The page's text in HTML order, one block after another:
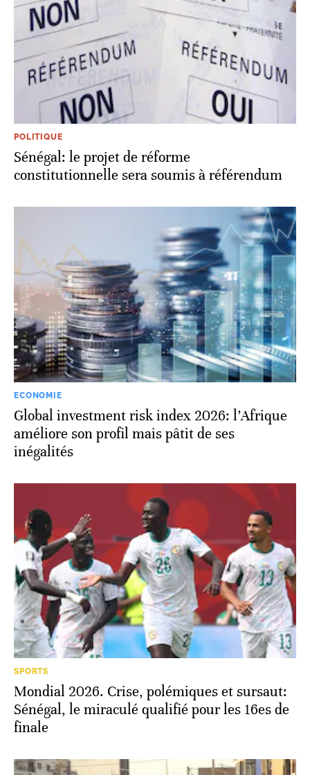
POLITIQUE
Sénégal: le projet de réforme
constitutionnelle sera soumis à référendum
ECONOMIE
Global investment risk index 2026: l’Afrique
améliore son profil mais pâtit de ses
inégalités
SPORTS
Mondial 2026. Crise, polémiques et sursaut:
Sénégal, le miraculé qualifié pour les 16es de
finale